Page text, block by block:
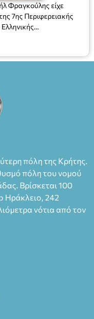
Φραγκούλης είχε
7ης Περιφερειακής
Λ.Σ. κ. Ιωάννη
πόλη της Κρήτης.
πόλη του νομού
Βρίσκεται 100
Ηράκλειο, 242
νότια από τον